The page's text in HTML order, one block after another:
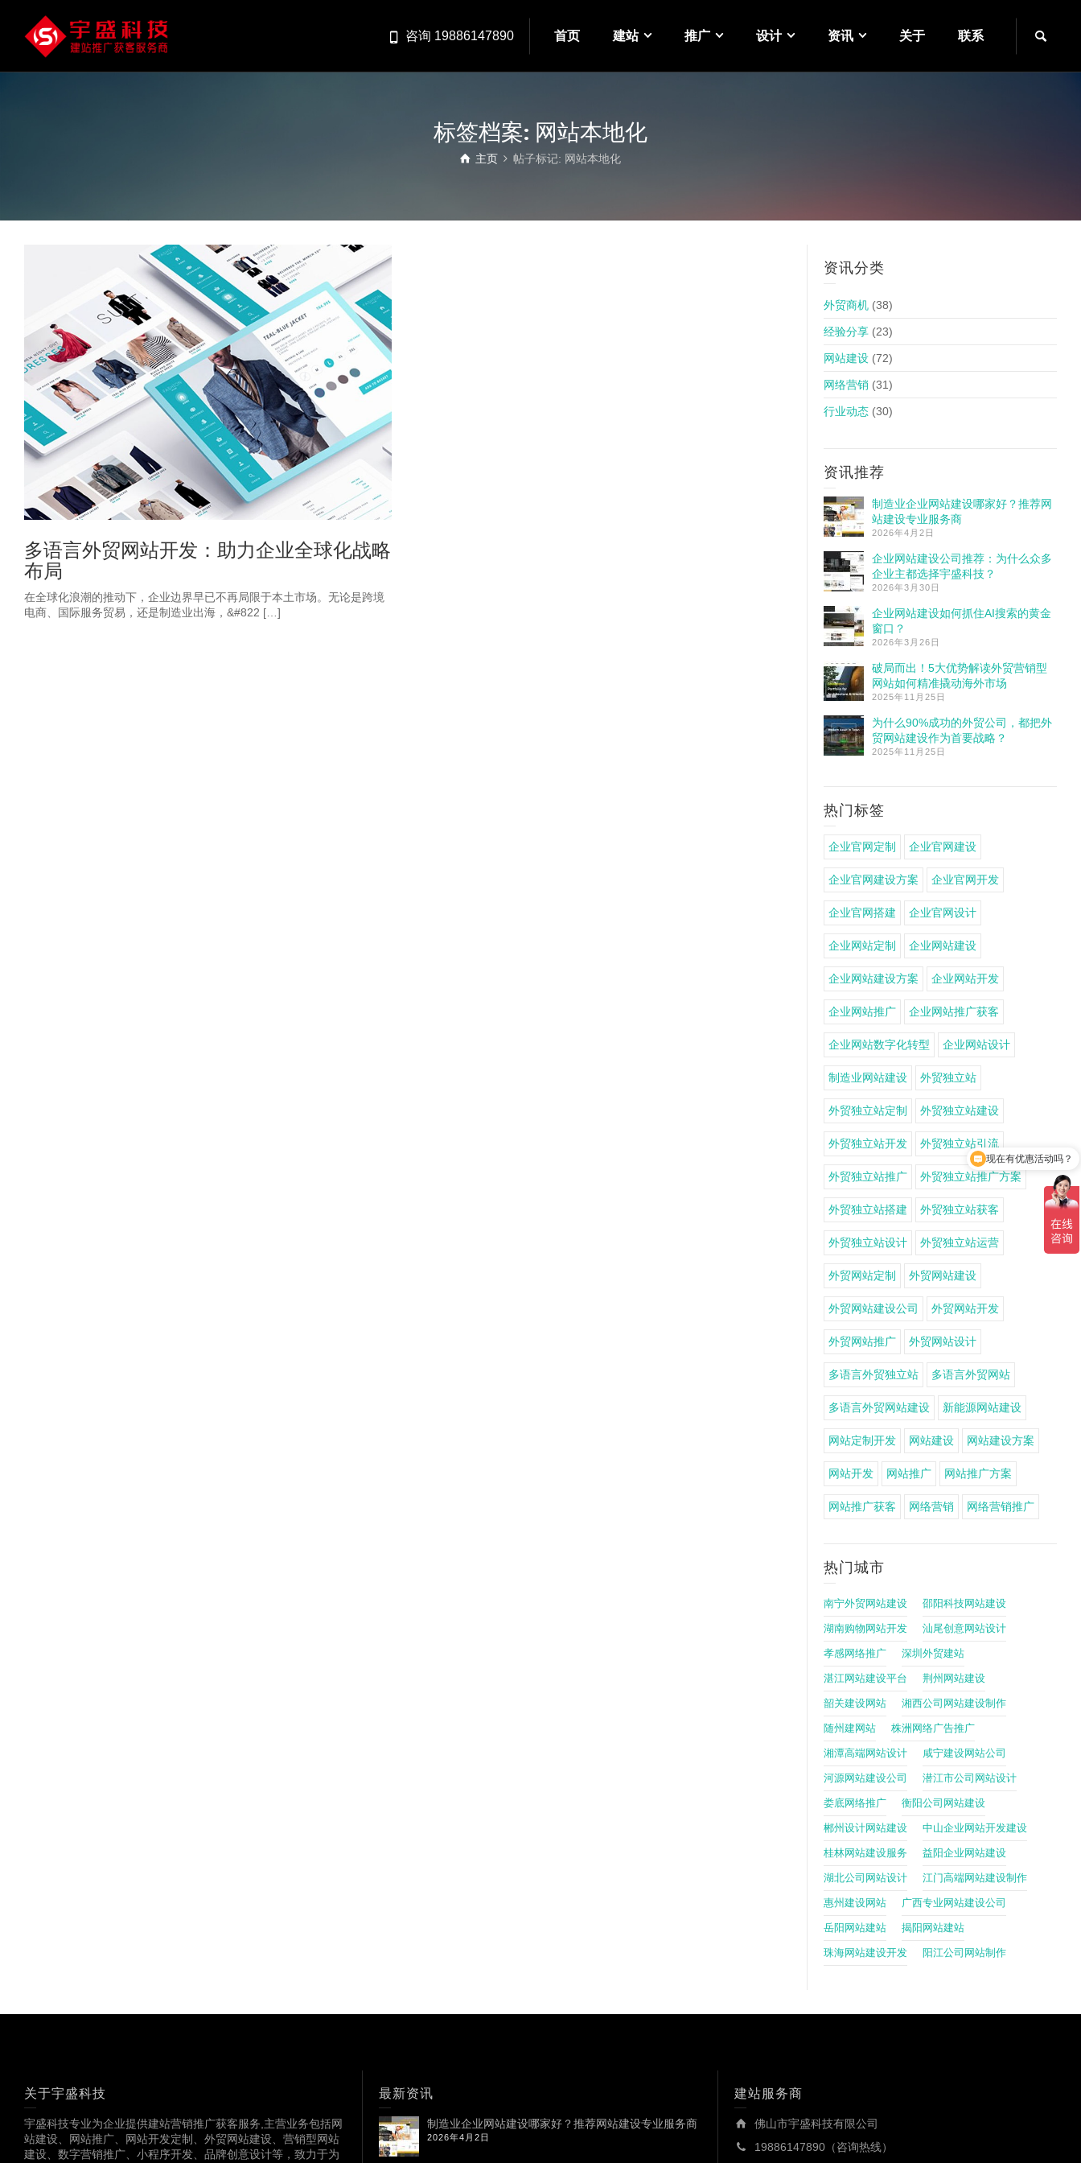
咨询 19886147890 首页 建站 推广 设计 资讯 关于 联系
标签档案: 网站本地化
主页 帖子标记: 网站本地化
多语言外贸网站开发：助力企业全球化战略
布局
在全球化浪潮的推动下，企业边界早已不再局限于本土市场。无论是跨境
电商、国际服务贸易，还是制造业出海，&#822 […]
资讯分类
外贸商机 (38)
经验分享 (23)
网站建设 (72)
网络营销 (31)
行业动态 (30)
资讯推荐
制造业企业网站建设哪家好？推荐网
站建设专业服务商
2026年4月2日
企业网站建设公司推荐：为什么众多
企业主都选择宇盛科技？
2026年3月30日
企业网站建设如何抓住AI搜索的黄金
窗口？
2026年3月26日
破局而出！5大优势解读外贸营销型
网站如何精准撬动海外市场
2025年11月25日
为什么90%成功的外贸公司，都把外
贸网站建设作为首要战略？
2025年11月25日
热门标签
企业官网定制 企业官网建设
企业官网建设方案 企业官网开发
企业官网搭建 企业官网设计
企业网站定制 企业网站建设
企业网站建设方案 企业网站开发
企业网站推广 企业网站推广获客
企业网站数字化转型 企业网站设计
制造业网站建设 外贸独立站
外贸独立站定制 外贸独立站建设
外贸独立站开发 外贸独立站引流
外贸独立站推广 外贸独立站推广方案
外贸独立站搭建 外贸独立站获客
外贸独立站设计 外贸独立站运营
外贸网站定制 外贸网站建设
外贸网站建设公司 外贸网站开发
外贸网站推广 外贸网站设计
多语言外贸独立站 多语言外贸网站
多语言外贸网站建设 新能源网站建设
网站定制开发 网站建设 网站建设方案
网站开发 网站推广 网站推广方案
网站推广获客 网络营销 网络营销推广
热门城市
南宁外贸网站建设 邵阳科技网站建设
湖南购物网站开发 汕尾创意网站设计
孝感网络推广 深圳外贸建站
湛江网站建设平台 荆州网站建设
韶关建设网站 湘西公司网站建设制作
随州建网站 株洲网络广告推广
湘潭高端网站设计 咸宁建设网站公司
河源网站建设公司 潜江市公司网站设计
娄底网络推广 衡阳公司网站建设
郴州设计网站建设 中山企业网站开发建设
桂林网站建设服务 益阳企业网站建设
湖北公司网站设计 江门高端网站建设制作
惠州建设网站 广西专业网站建设公司
岳阳网站建站 揭阳网站建站
珠海网站建设开发 阳江公司网站制作
关于宇盛科技
宇盛科技专业为企业提供建站营销推广获客服务,主营业务包括网
站建设、网站推广、网站开发定制、外贸网站建设、营销型网站
建设、数字营销推广、小程序开发、品牌创意设计等，致力于为
最新资讯
制造业企业网站建设哪家好？推荐网站建设专业服务商
2026年4月2日
建站服务商
佛山市宇盛科技有限公司
19886147890（咨询热线）
现在有优惠活动吗？